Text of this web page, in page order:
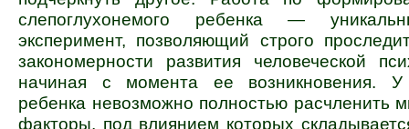
слепоглухонемого ребенка —
эксперимент, позволяющий строго
закономерности развития человеческой
начиная с момента ее возникновения. У
ребенка невозможно полностью расчленить
факторы, под влиянием которых